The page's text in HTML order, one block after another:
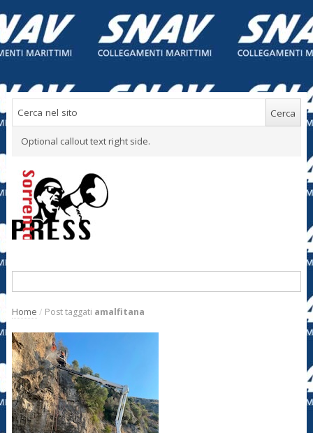
Optional callout text right side.
Home / Post taggati amalfitana